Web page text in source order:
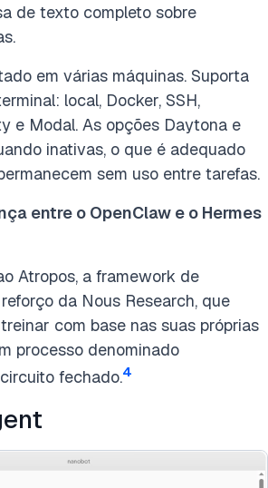
de texto completo sobre
em várias máquinas. Suporta
local, Docker, SSH,
e Modal. As opções Daytona e
inativas, o que é adequado
sem uso entre tarefas.
entre o OpenClaw e o Hermes
Atropos, a framework de
da Nous Research, que
com base nas suas próprias
processo denominado
fechado.4